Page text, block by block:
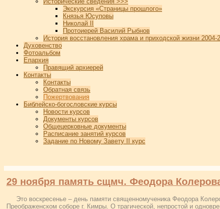
Экскурсия «Страницы прошлого»
Князья Юсуповы
Николай II
Протоиерей Василий Рыбнов
История восстановления храма и приходской жизни 2004-
Духовенство
Фотоальбом
Епархия
Правящий архиерей
Контакты
Контакты
Обратная связь
Пожертвования
Библейско-богословские курсы
Новости курсов
Документы курсов
Общецерковные документы
Расписание занятий курсов
Задание по Новому Завету II курс
29 ноября память сщмч. Феодора
Это воскресенье – день памяти священномученика Феодора
Преображенском соборе г. Кимры. О трагической, непростой и